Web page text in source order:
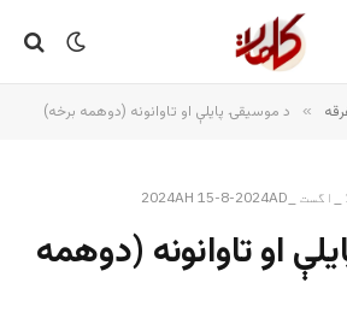
» د موسیقۍ پایلې او تاوانونه (دوهمه برخه)
او تاوانونه (دوهمه